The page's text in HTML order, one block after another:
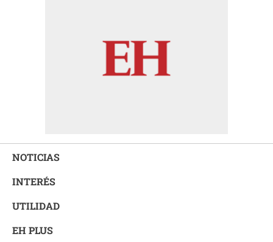
NOTICIAS
INTERÉS
UTILIDAD
EH PLUS